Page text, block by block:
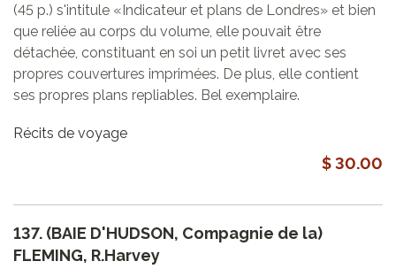
(45 p.) s'intitule «Indicateur et plans de Londres» et bien
que reliée au corps du volume, elle pouvait être
détachée, constituant en soi un petit livret avec ses
propres couvertures imprimées. De plus, elle contient
ses propres plans repliables. Bel exemplaire.
Récits de voyage
$ 30.00
137. (BAIE D'HUDSON, Compagnie de la)
FLEMING, R.Harvey